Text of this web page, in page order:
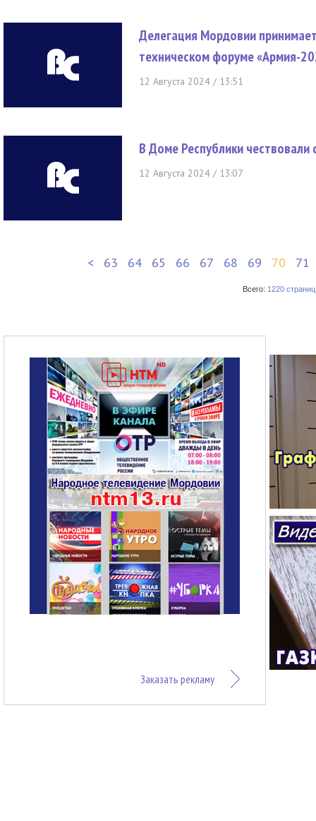
Делегация Мордовии
техническом форуме «Армия-
12 Августа 2024 / 13:51
В Доме Республики чествовали
12 Августа 2024 / 13:07
< 63 64 65 66 67 68 69 70 71
Всего: 1220 страниц
Заказать рекламу